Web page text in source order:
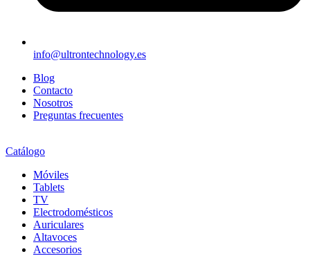
info@ultrontechnology.es
Blog
Contacto
Nosotros
Preguntas frecuentes
Catálogo
Móviles
Tablets
TV
Electrodomésticos
Auriculares
Altavoces
Accesorios